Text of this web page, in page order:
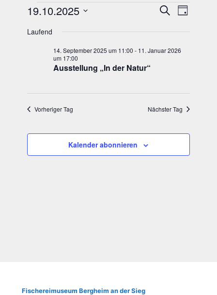
Veranstaltungen
für
19.
2025
Suche
und
Navigation
SucheTag
19.10.2025
wählen.
Laufend
Aus­stel­lung „In der Natur“
14. September 2025 um 11:00 - 11. Januar 2026
um 17:00
Vorheriger Tag Nächster Tag
Kalender abonnieren
Fische­rei­mu­se­um Berg­heim an der Sieg